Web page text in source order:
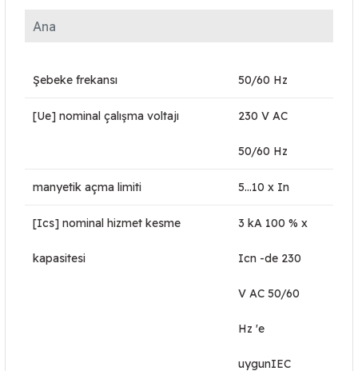
Ana
Şebeke frekansı 50/60 Hz
[Ue] nominal çalışma voltajı 230 V AC
50/60 Hz
manyetik açma limiti 5...10 x In
[Ics] nominal hizmet kesme
kapasitesi
3 kA 100 % x
Icn -de 230
V AC 50/60
Hz 'e
uygunIEC